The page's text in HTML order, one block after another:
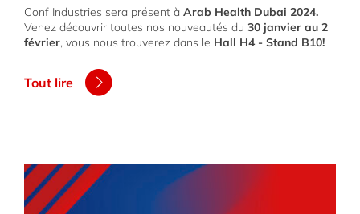
Conf Industries sera présent à Arab Health Dubai 2024.
Venez découvrir toutes nos nouveautés du 30 janvier au 2
février, vous nous trouverez dans le Hall H4 - Stand B10!
Tout lire